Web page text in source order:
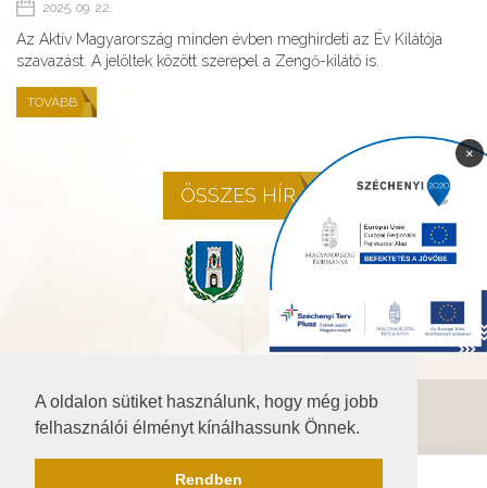
A oldalon sütiket használunk, hogy még jobb
felhasználói élményt kínálhassunk Önnek.
Rendben
2025. 09. 22.
Az Aktív Magyarország minden évben meghirdeti az Év Kilátója
szavazást. A jelöltek között szerepel a Zengő-kilátó is.
TOVÁBB
ÖSSZES HÍR
©2026 Baranya.hu
Akadálymentesítési nyilatkozat
×